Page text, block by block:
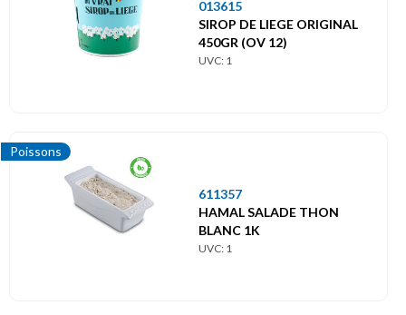
013615
SIROP DE LIEGE ORIGINAL
450GR (OV 12)
UVC: 1
Poissons
611357
HAMAL SALADE THON
BLANC 1K
UVC: 1